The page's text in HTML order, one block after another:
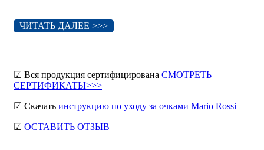
ЧИТАТЬ ДАЛЕЕ >>>
☑ Вся продукция сертифицирована СМОТРЕТЬ
СЕРТИФИКАТЫ>>>
☑ Скачать инструкцию по уходу за очками Mario Rossi
☑ ОСТАВИТЬ ОТЗЫВ